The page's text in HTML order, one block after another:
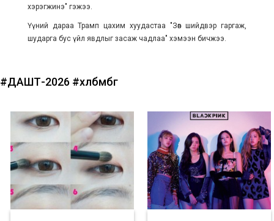
хэрэгжинэ" гэжээ.
Үүний дараа Трамп цахим хуудастаа "Зөв шийдвэр гаргаж,
шударга бус үйл явдлыг засаж чадлаа" хэмээн бичжээ.
#ДАШТ-2026 #хөлбөмбөг